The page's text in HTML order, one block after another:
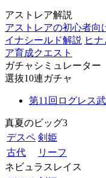
アストレア解説
アストレアの初心者向
イナシールド解説 ヒ
ア育成クエスト
ガチャシミュレーター
選抜10連ガチャ
第11回ログレス
真夏のビッグ3
デスペ 剣姫
古代
リーフ
ネビュラスレイス